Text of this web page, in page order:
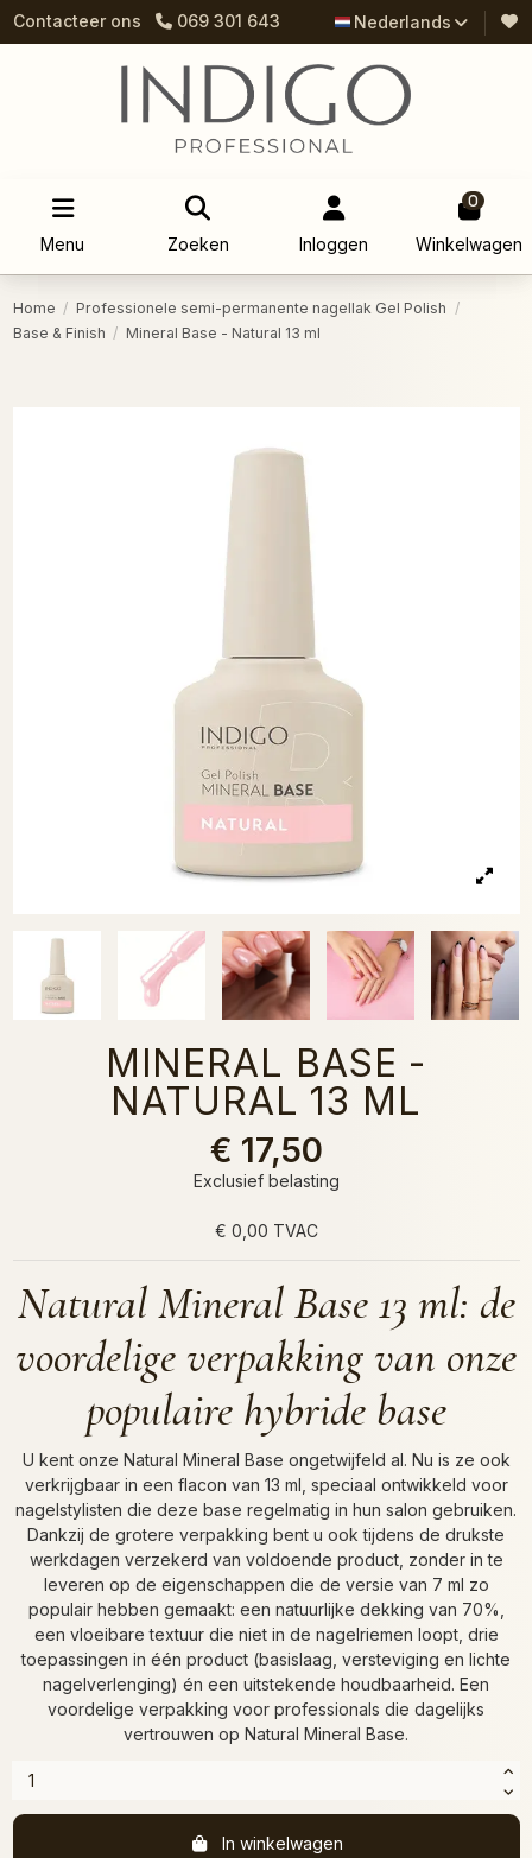
Contacteer ons 069 301 643 Nederlands
Menu Zoeken Inloggen
0
Winkelwagen
Home
Professionele semi-permanente nagellak Gel Polish
Base & Finish
Mineral Base - Natural 13 ml
MINERAL BASE -
NATURAL 13 ML
€ 17,50
Exclusief belasting
€ 0,00 TVAC
Natural Mineral Base 13 ml: de
voordelige verpakking van onze
populaire hybride base
U kent onze Natural Mineral Base ongetwijfeld al. Nu is ze ook
verkrijgbaar in een flacon van 13 ml, speciaal ontwikkeld voor
nagelstylisten die deze base regelmatig in hun salon gebruiken.
Dankzij de grotere verpakking bent u ook tijdens de drukste
werkdagen verzekerd van voldoende product, zonder in te
leveren op de eigenschappen die de versie van 7 ml zo
populair hebben gemaakt: een natuurlijke dekking van 70%,
een vloeibare textuur die niet in de nagelriemen loopt, drie
toepassingen in één product (basislaag, versteviging en lichte
nagelverlenging) én een uitstekende houdbaarheid. Een
voordelige verpakking voor professionals die dagelijks
vertrouwen op Natural Mineral Base.
In winkelwagen